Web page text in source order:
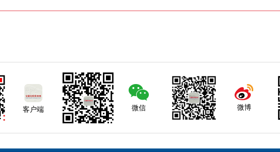
客户端 微信 微博